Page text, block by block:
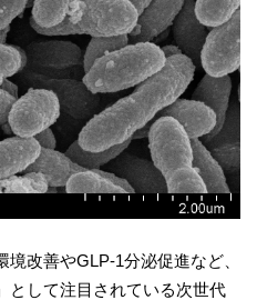
改善やGLP-1分泌促進など、
として注目されている次世代